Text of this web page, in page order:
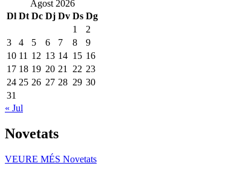
Agost 2026
Dl Dt Dc Dj Dv Ds Dg
1
2
3
4 5 6 7 8
9
10 11 12 13 14 15 16
17 18 19 20 21 22 23
24 25 26 27 28 29 30
31
« Jul
Novetats
VEURE MÉS Novetats